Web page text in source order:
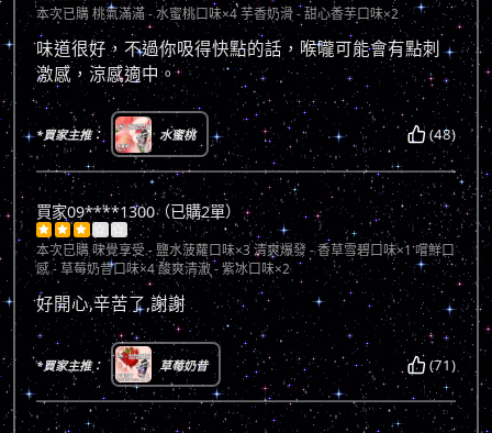
本次已購桃氣滿滿 - 水蜜桃口味×4 芋香奶滑 - 甜心香芋口味×2
味道很好，不過你吸得快點的話，喉嚨可能會有點刺
激感，涼感適中。
*買家主推： 水蜜桃 (48)
買家09****1300（已購2單）
    
本次已購味覺享受 - 鹽水菠蘿口味×3 清爽爆發 - 香草雪碧口味×1 嚐鮮口
感 - 草莓奶昔口味×4 酸爽清澈 - 紫冰口味×2
好開心,辛苦了,謝謝
*買家主推： 草莓奶昔 (71)